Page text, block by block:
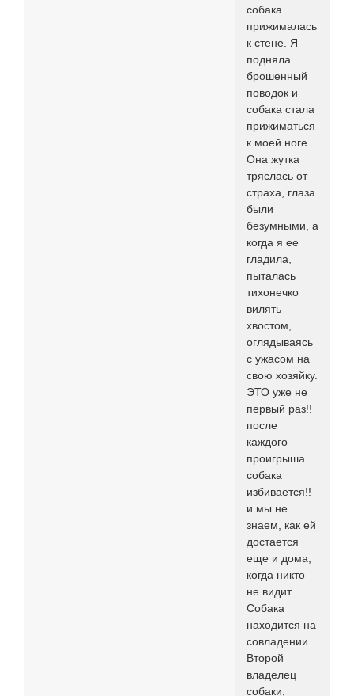
собака
прижималась
к стене. Я
подняла
брошенный
поводок и
собака стала
прижиматься
к моей ноге.
Она жутка
тряслась от
страха, глаза
были
безумными, а
когда я ее
гладила,
пыталась
тихонечко
вилять
хвостом,
оглядываясь
с ужасом на
свою хозяйку.
ЭТО уже не
первый раз!!
после
каждого
проигрыша
собака
избивается!!
и мы не
знаем, как ей
достается
еще и дома,
когда никто
не видит...
Собака
находится на
совладении.
Второй
владелец
собаки,